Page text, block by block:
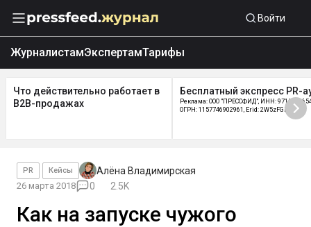
Войти
ЖурналистамЭкспертамТарифы
Что действительно работает в
B2B-продажах
Бесплатный экспресс PR-
Реклама: ООО "ПРЕССФИД", ИНН:
ОГРН: 1157746902961, Erid: 2W5zFGDycPz
PR Кейсы Алёна Владимирская
26 марта 2018 0 2.5K
Как на запуске чужого